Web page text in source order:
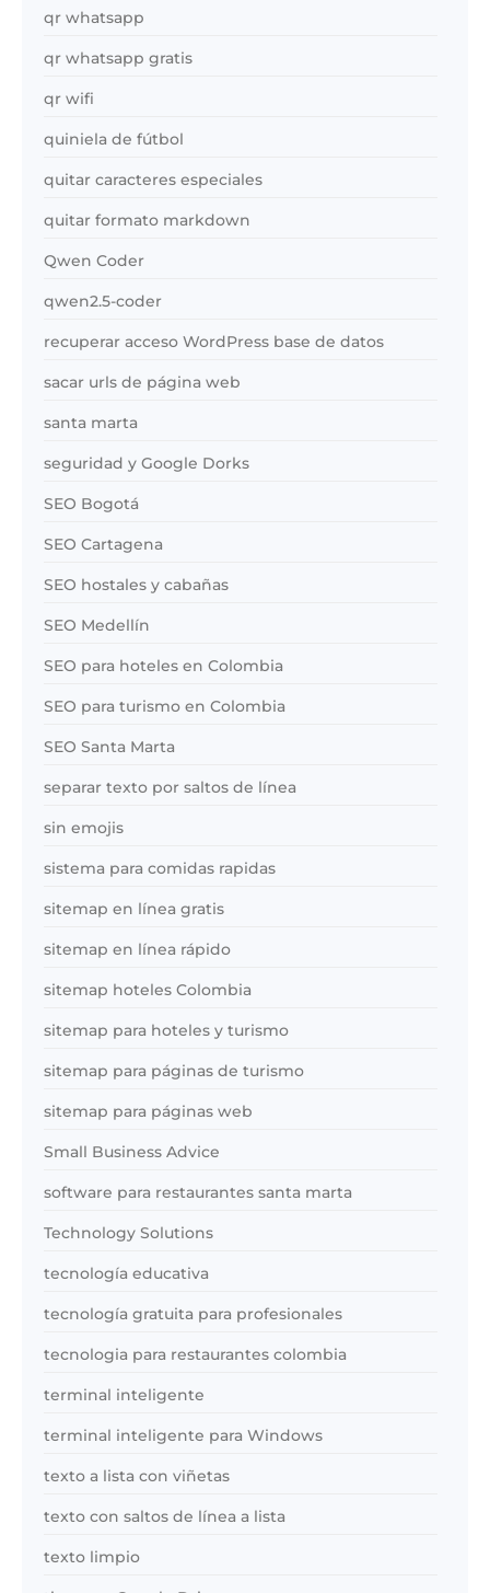
qr whatsapp
qr whatsapp gratis
qr wifi
quiniela de fútbol
quitar caracteres especiales
quitar formato markdown
Qwen Coder
qwen2.5-coder
recuperar acceso WordPress base de datos
sacar urls de página web
santa marta
seguridad y Google Dorks
SEO Bogotá
SEO Cartagena
SEO hostales y cabañas
SEO Medellín
SEO para hoteles en Colombia
SEO para turismo en Colombia
SEO Santa Marta
separar texto por saltos de línea
sin emojis
sistema para comidas rapidas
sitemap en línea gratis
sitemap en línea rápido
sitemap hoteles Colombia
sitemap para hoteles y turismo
sitemap para páginas de turismo
sitemap para páginas web
Small Business Advice
software para restaurantes santa marta
Technology Solutions
tecnología educativa
tecnología gratuita para profesionales
tecnologia para restaurantes colombia
terminal inteligente
terminal inteligente para Windows
texto a lista con viñetas
texto con saltos de línea a lista
texto limpio